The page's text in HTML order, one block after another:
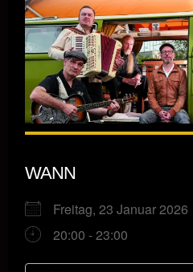
WANN
Freitag, 23 Januar 2026
20:00 - 23:00